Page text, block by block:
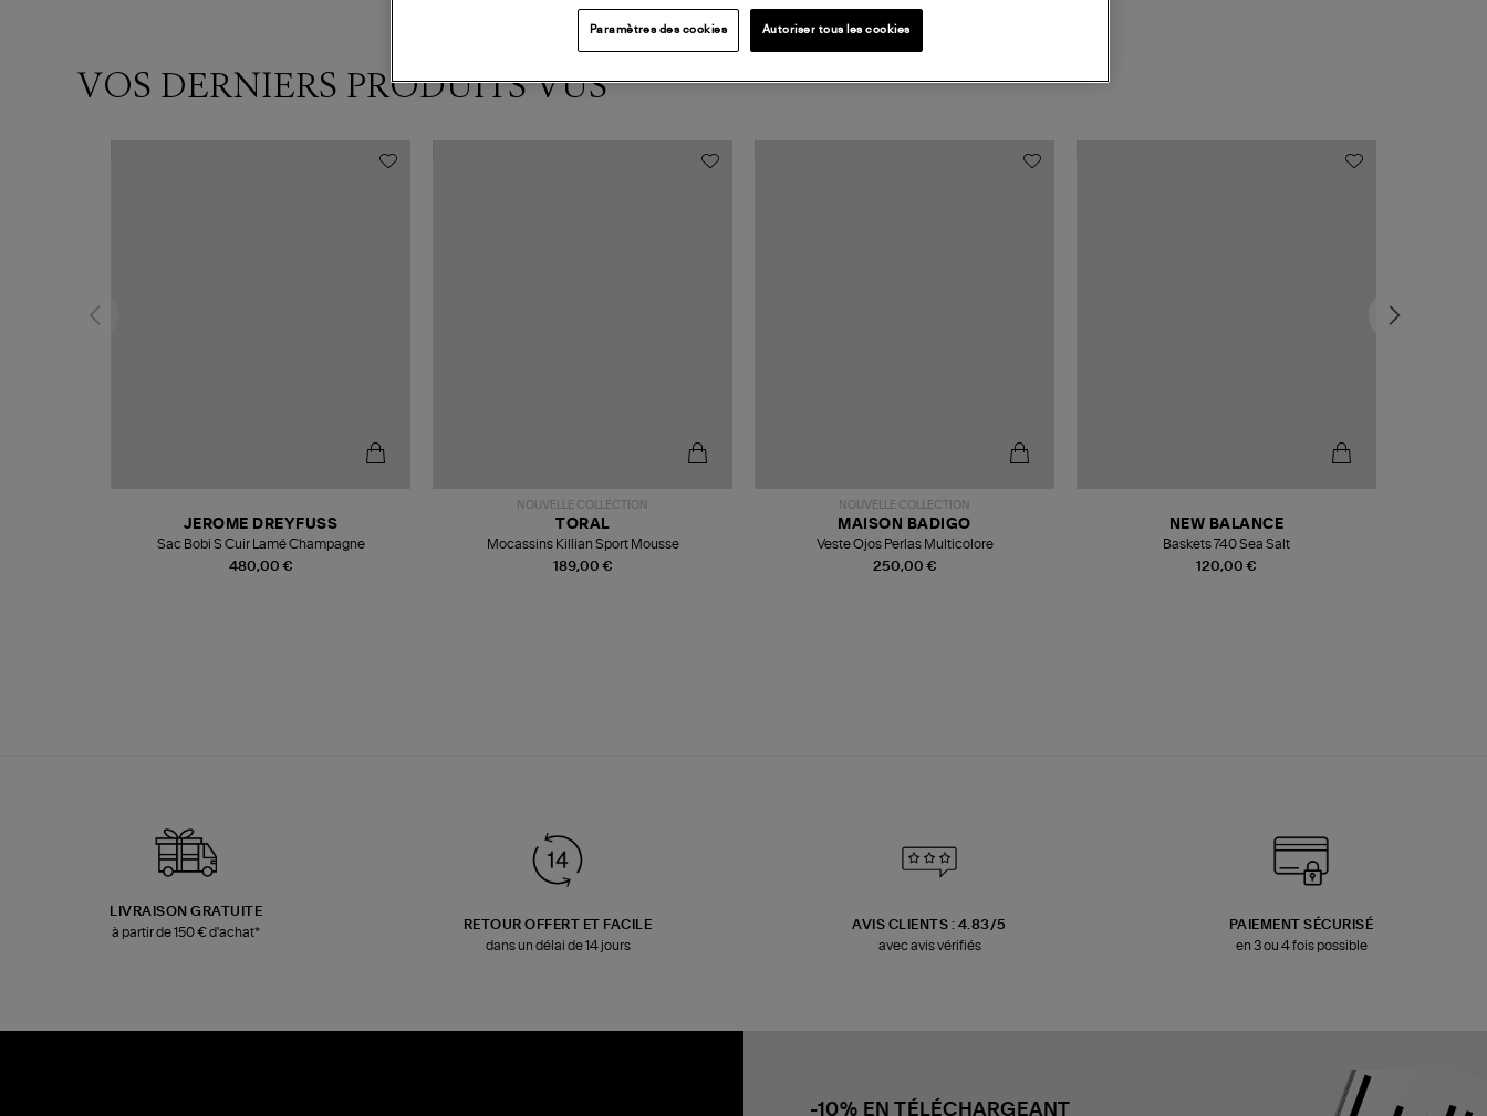
VOS DERNIERS PRODUITS VUS
480,00 €
JEROME DREYFUSS
Sac Bobi S Cuir Lamé Champagne
NOUVELLE COLLECTION
189,00 €
TORAL
Mocassins Killian Sport Mousse
NOUVELLE COLLECTION
250,00 €
MAISON BADIGO
Veste Ojos Perlas Multicolore
120,00 €
NEW BALANCE
Baskets 740 Sea Salt
LIVRAISON GRATUITE
à partir de 150 € d'achat*
RETOUR OFFERT ET FACILE
dans un délai de 14 jours
AVIS CLIENTS : 4.83/5
avec avis vérifiés
PAIEMENT SÉCURISÉ
en 3 ou 4 fois possible
-10% EN TÉLÉCHARGEANT
Paramètres des cookies Autoriser tous les cookies